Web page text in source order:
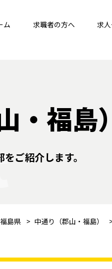
ム 求職者の方へ 求
・福島
ご紹介します。
福島県 中通り（郡山・福島）